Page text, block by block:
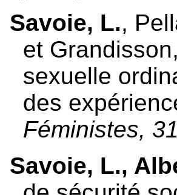
Savoie, L.,
et
sexuelle
des
Féministes, 31
Savoie, L.,